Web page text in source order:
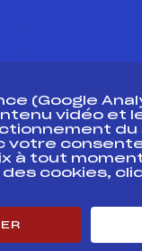
Pôle vie
(Google
vidéo et
du
votre
à tout
cookies,